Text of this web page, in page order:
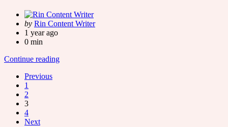
Posted
by
by Rin Content Writer
1 year ago
0 min
Continue reading
Posts
pagination
Previous
1
2
3
4
Next